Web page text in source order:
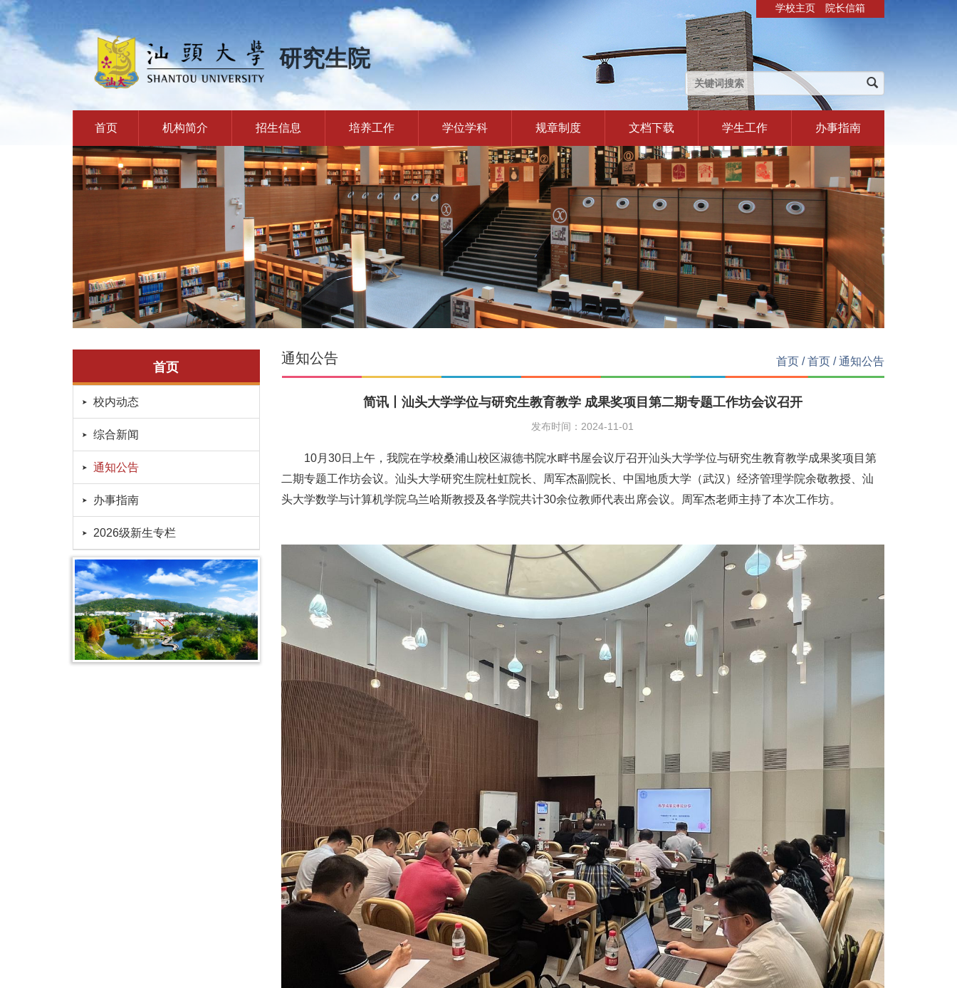
学校主页 院长信箱
研究生院
首页 机构简介 招生信息 培养工作 学位学科 规章制度 文档下载 学生工作 办事指南
首页
校内动态
综合新闻
通知公告
办事指南
2026级新生专栏
通知公告 首页 /首页 /通知公告
简讯丨汕头大学学位与研究生教育教学 成果奖项目第二期专题工作坊会议召开
发布时间：2024-11-01
10月30日上午，我院在学校桑浦山校区淑德书院水畔书屋会议厅召开汕头大学学位与研究生教育教学成果奖项目第
二期专题工作坊会议。汕头大学研究生院杜虹院长、周军杰副院长、中国地质大学（武汉）经济管理学院余敬教授、汕
头大学数学与计算机学院乌兰哈斯教授及各学院共计30余位教师代表出席会议。周军杰老师主持了本次工作坊。